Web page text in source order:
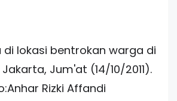
di lokasi bentrokan warga di
Jum'at (14/10/2011).
Rizki Affandi